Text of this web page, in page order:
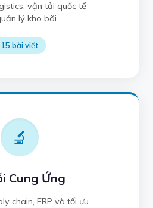
vận tải quốc tế
lý kho bãi
15 bài viết
🔬
Cung Ứng
chain, ERP và tối ưu